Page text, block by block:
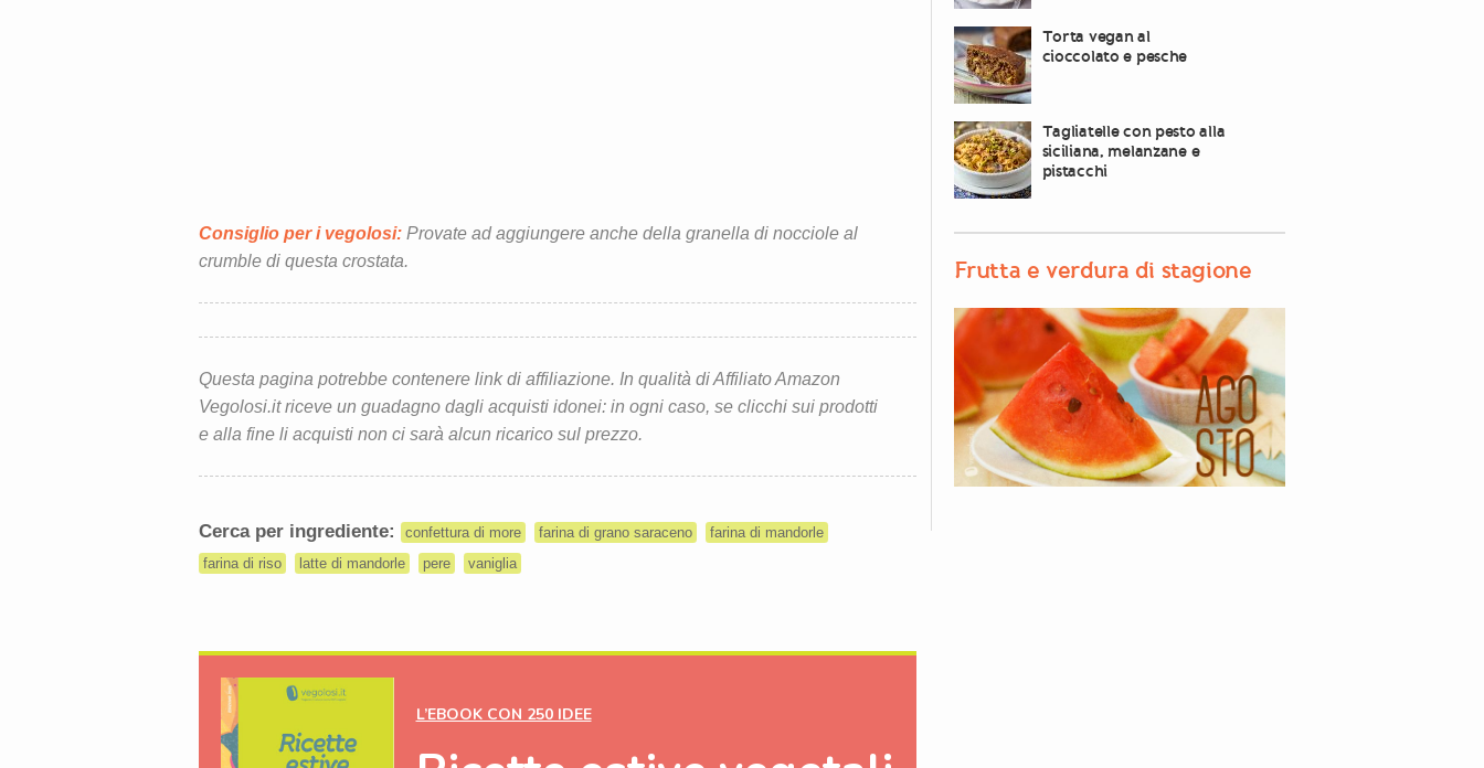
Consiglio per i vegolosi:Provate ad aggiungere anche della granella di nocciole al
crumble di questa crostata.
Questa pagina potrebbe contenere link di affiliazione. In qualità di Affiliato Amazon
Vegolosi.it riceve un guadagno dagli acquisti idonei: in ogni caso, se clicchi sui prodotti
e alla fine li acquisti non ci sarà alcun ricarico sul prezzo.
Cerca per ingrediente: confettura di more farina di grano saraceno
farina di mandorle
farina di riso
latte di mandorle pere vaniglia
L’EBOOK CON 250 IDEE
Torta vegan al
cioccolato e pesche
Tagliatelle con pesto alla
siciliana, melanzane e
pistacchi
Frutta e verdura di stagione